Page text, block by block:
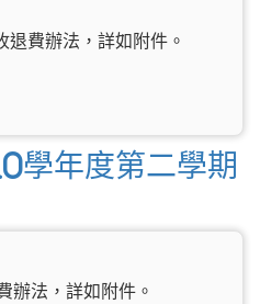
退費辦法，詳如附件。
學年度第二學期
辦法，詳如附件。